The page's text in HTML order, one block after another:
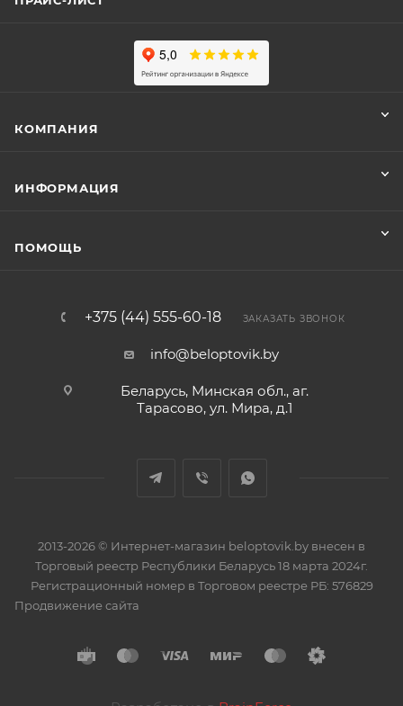
КОМПАНИЯ
ИНФОРМАЦИЯ
ПОМОЩЬ
+375 (44) 555-60-18 ЗАКАЗАТЬ ЗВОНОК
info@beloptovik.by
Беларусь, Минская обл., аг.
Тарасово, ул. Мира, д.1
2013-2026 © Интернет-магазин beloptovik.by внесен в
Торговый реестр Республики Беларусь 18 марта 2024г.
Регистрационный номер в Торговом реестре РБ: 576829
Продвижение сайта